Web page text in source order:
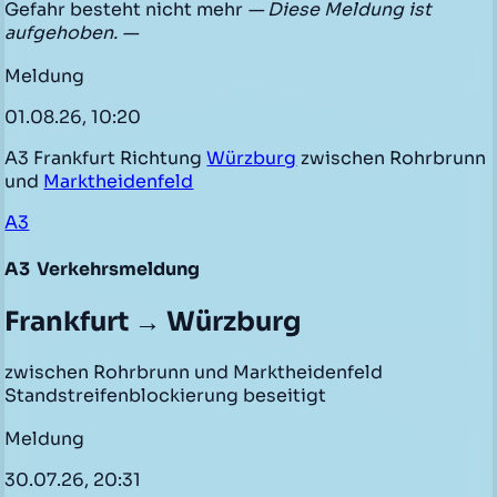
Gefahr besteht nicht mehr — Diese Meldung ist
aufgehoben. —
Meldung
01.08.26, 10:20
A3 Frankfurt RichtungWürzburg zwischen Rohrbrunn
und Marktheidenfeld
A3
A3 Verkehrsmeldung
Frankfurt → Würzburg
zwischen Rohrbrunn und Marktheidenfeld
Standstreifenblockierung beseitigt
Meldung
30.07.26, 20:31